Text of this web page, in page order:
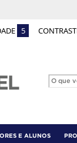
5
E ALUNOS